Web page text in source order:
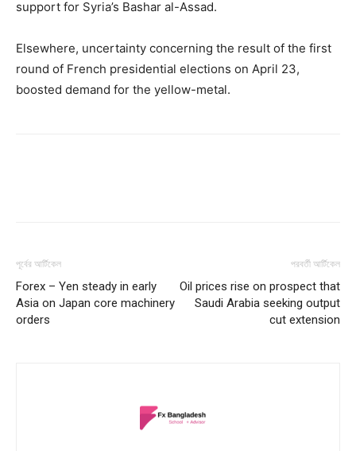
support for Syria’s Bashar al-Assad.
Elsewhere, uncertainty concerning the result of the first
round of French presidential elections on April 23,
boosted demand for the yellow-metal.
পূর্বের আর্টিকেল
Forex – Yen steady in early
Asia on Japan core machinery
orders
পরবর্তী আর্টিকেল
Oil prices rise on prospect that
Saudi Arabia seeking output
cut extension